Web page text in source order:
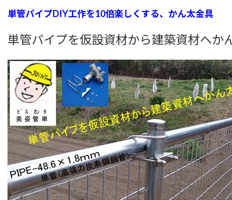
単管パイプDIY工作を10倍楽しくする、かん太金具
単管パイプを仮設資材から建築資材へか